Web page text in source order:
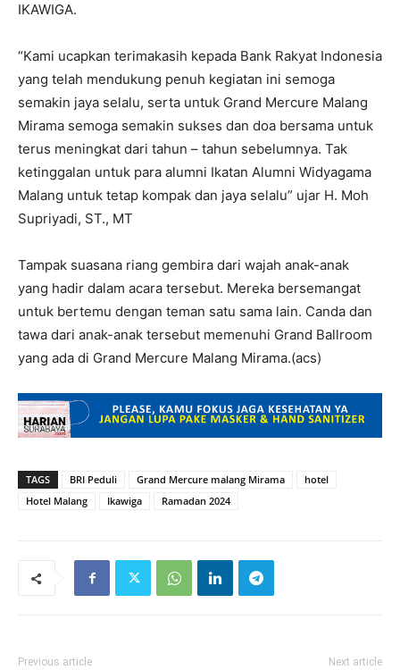
IKAWIGA.
“Kami ucapkan terimakasih kepada Bank Rakyat Indonesia
yang telah mendukung penuh kegiatan ini semoga
semakin jaya selalu, serta untuk Grand Mercure Malang
Mirama semoga semakin sukses dan doa bersama untuk
terus meningkat dari tahun – tahun sebelumnya. Tak
ketinggalan untuk para alumni Ikatan Alumni Widyagama
Malang untuk tetap kompak dan jaya selalu” ujar H. Moh
Supriyadi, ST., MT
Tampak suasana riang gembira dari wajah anak-anak
yang hadir dalam acara tersebut. Mereka bersemangat
untuk bertemu dengan teman satu sama lain. Canda dan
tawa dari anak-anak tersebut memenuhi Grand Ballroom
yang ada di Grand Mercure Malang Mirama.(acs)
TAGS BRI Peduli Grand Mercure malang Mirama
hotel
Hotel Malang
Ikawiga Ramadan 2024
Previous article Next article